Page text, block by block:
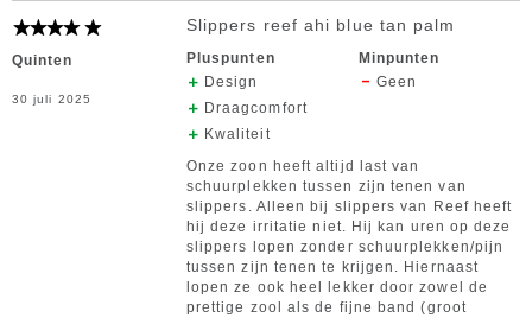
Quinten
30 juli 2025
Slippers reef ahi blue tan palm
Pluspunten
Design
Draagcomfort
Kwaliteit
Minpunten
Geen
Onze zoon heeft altijd last van
schuurplekken tussen zijn tenen van
slippers. Alleen bij slippers van Reef heeft
hij deze irritatie niet. Hij kan uren op deze
slippers lopen zonder schuurplekken/pijn
tussen zijn tenen te krijgen. Hiernaast
lopen ze ook heel lekker door zowel de
prettige zool als de fijne band (groot